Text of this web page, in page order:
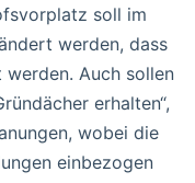
soll im
werden, dass
Auch sollen
erhalten“,
wobei die
einbezogen